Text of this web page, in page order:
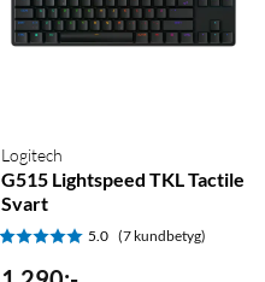
Logitech
G515 Lightspeed TKL Tactile
Svart
5.0 (7 kundbetyg)